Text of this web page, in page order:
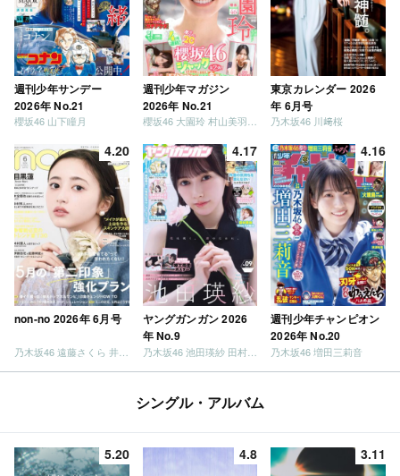
週刊少年サンデー
2026年 No.21
櫻坂46 山下瞳月
週刊少年マガジン
2026年 No.21
東京カレンダー 2026
年 6月号
乃木坂46 川﨑桜
4.20
non-no 2026年 6月号
4.17
ヤングガンガン 2026
年 No.9
乃木坂46 池田瑛紗 田村真佑
4.16
週刊少年チャンピオン
2026年 No.20
乃木坂46 増田三莉音
シングル・アルバム
5.20 4.8 3.11